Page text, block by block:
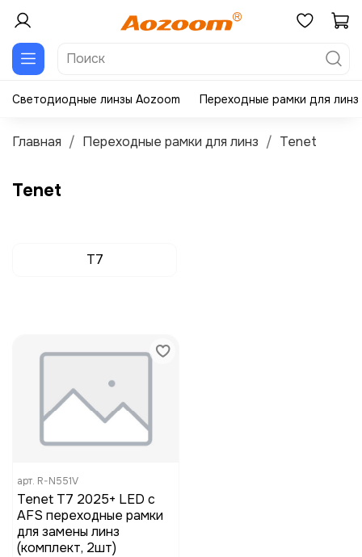
Светодиодные линзы Aozoom Переходные рамки для линз
Главная Переходные рамки для линз Tenet
Tenet
T7
арт. R-N551V
Tenet T7 2025+ LED с
AFS переходные рамки
для замены линз
(комплект, 2шт)